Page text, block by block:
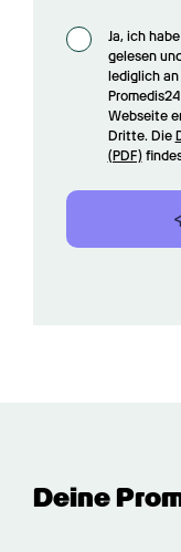
Ja, ich
gelesen
lediglich
Webseite
Dritte. Die
(PDF)
Deine